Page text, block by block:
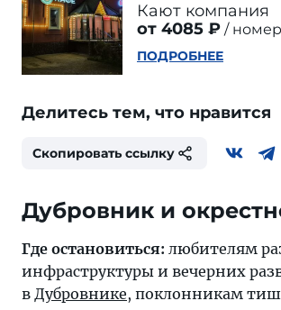
Кают компания
от 4085 ₽
номер
ПОДРОБНЕЕ
Делитесь тем, что нравится
Скопировать ссылку
Дубровник и
Где остановиться: любителям
инфраструктуры и вечерних
в Дубровнике, поклонникам